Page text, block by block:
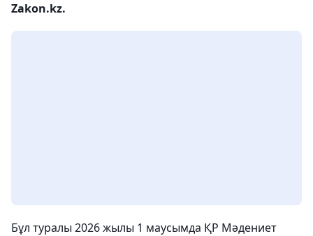
Zakon.kz.
Бұл туралы 2026 жылы 1 маусымда ҚР Мәдениет